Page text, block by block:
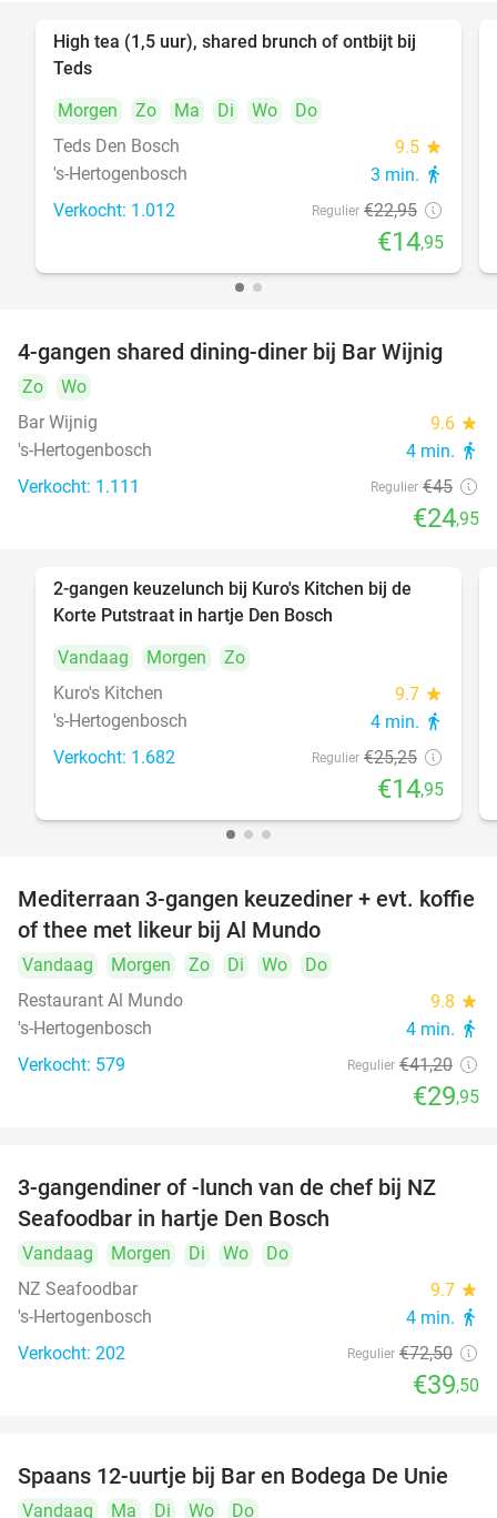
35%
High tea (1,5 uur), shared brunch of ontbijt bij
Teds
Morgen
Zo Ma Di Wo
Do
Teds Den Bosch
9.5 star
's-Hertogenbosch 3 min. directions_walk
Verkocht: 1.012 Regulier €22,95
€14,95
45%
4-gangen shared dining-diner bij Bar Wijnig
Zo
Wo
Bar Wijnig
9.6 star
's-Hertogenbosch 4 min. directions_walk
Verkocht: 1.111 Regulier €45
€24,95
2-gangen keuzelunch bij Kuro's Kitchen bij de
Korte Putstraat in hartje Den Bosch
Vandaag
Morgen
Zo
Kuro's Kitchen
9.7 star
's-Hertogenbosch 4 min. directions_walk
Verkocht: 1.682 Regulier €25,25
€14,95
27%
Mediterraan 3-gangen keuzediner + evt. koffie
of thee met likeur bij Al Mundo
Vandaag Morgen Zo Di Wo
Do
Restaurant Al Mundo
9.8 star
's-Hertogenbosch 4 min. directions_walk
Verkocht: 579 Regulier €41,20
€29,95
46%
3-gangendiner of -lunch van de chef bij NZ
Seafoodbar in hartje Den Bosch
Vandaag Morgen Di Wo
Do
NZ Seafoodbar
9.7 star
's-Hertogenbosch 4 min. directions_walk
Verkocht: 202 Regulier €72,50
€39,50
42%
Spaans 12-uurtje bij Bar en Bodega De Unie
Vandaag Ma Di Wo
Do